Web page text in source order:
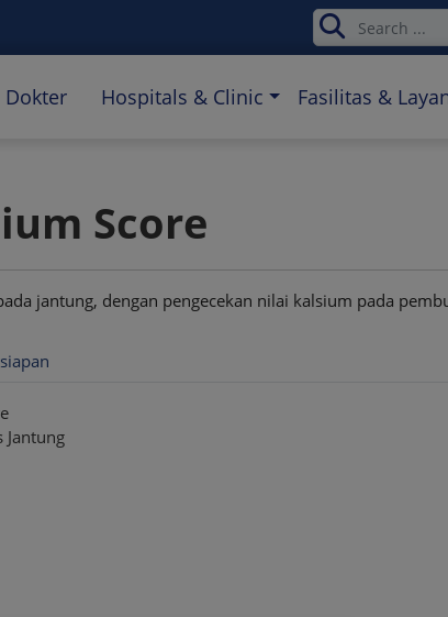
Dokter Hospitals & Clinic Fasilitas &
Score
jantung, dengan pengecekan nilai kalsium pada
Jantung